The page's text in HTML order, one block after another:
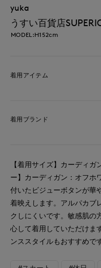
yuka
うすい百貨店
MODEL:H152cm
着用アイテム
着用ブランド
【着用サイズ】カーディ
ー】カーディガン：オフホ
付いたビジューボタンが華
着映えします。アルパカブ
クしにくいです。敏感肌の
心して着用していただけま
ンススタイルもおすすめで